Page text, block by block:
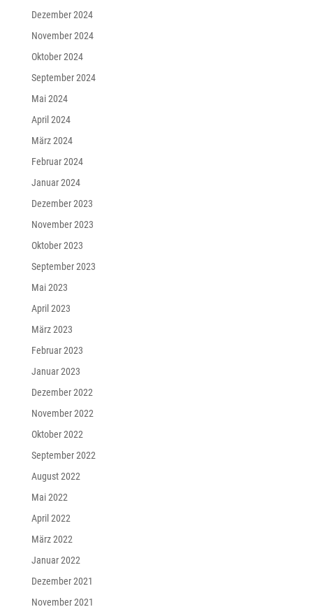
Dezember 2024
November 2024
Oktober 2024
September 2024
Mai 2024
April 2024
März 2024
Februar 2024
Januar 2024
Dezember 2023
November 2023
Oktober 2023
September 2023
Mai 2023
April 2023
März 2023
Februar 2023
Januar 2023
Dezember 2022
November 2022
Oktober 2022
September 2022
August 2022
Mai 2022
April 2022
März 2022
Januar 2022
Dezember 2021
November 2021